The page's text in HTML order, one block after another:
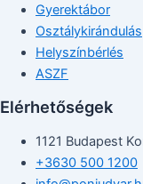
Gyerektábor
Osztálykirándulás
Helyszínbérlés
ASZF
Elérhetőségek
1121 Budapest
+3630 500 1200